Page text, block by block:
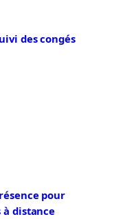
des congés
pour
à distance